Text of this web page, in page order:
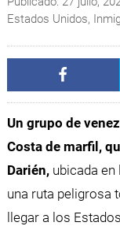
Estados Unidos,
Un grupo de
Costa de marfil,
Darién,ubicada en
una ruta peligrosa
llegar a los